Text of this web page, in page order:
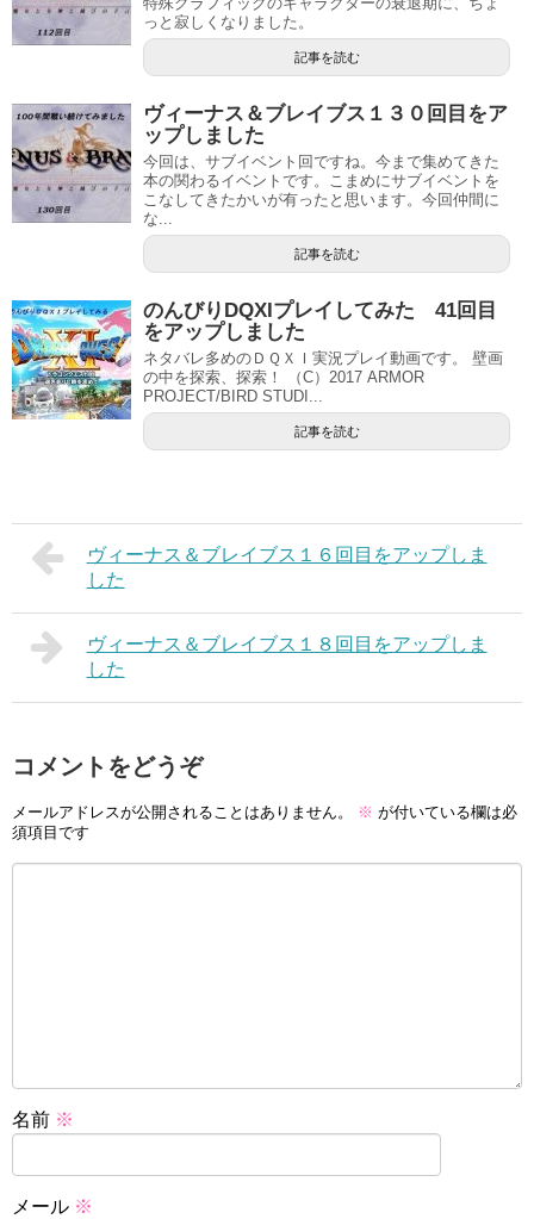
っと寂しくなりました。
記事を読む
ヴィーナス＆ブレイブス１３０回目をア
ップしました
今回は、サブイベント回ですね。今まで集めてきた
本の関わるイベントです。こまめにサブイベントを
こなしてきたかいが有ったと思います。今回仲間に
な...
記事を読む
のんびりDQXIプレイしてみた 41回目
をアップしました
ネタバレ多めのＤＱＸＩ実況プレイ動画です。 壁画
の中を探索、探索！ （C）2017 ARMOR
PROJECT/BIRD STUDI...
記事を読む
ヴィーナス＆ブレイブス１６回目をアップしま
した
ヴィーナス＆ブレイブス１８回目をアップしま
した
コメントをどうぞ
メールアドレスが公開されることはありません。 ※ が付いている欄は必
須項目です
名前 ※
メール ※